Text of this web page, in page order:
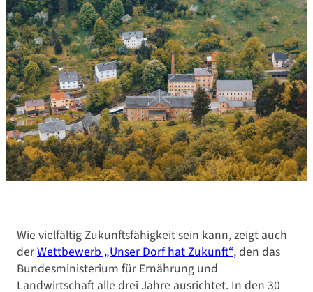
Wie vielfältig Zukunftsfähigkeit sein kann, zeigt auch
derWettbewerb „Unser Dorf hat Zukunft“, den das
Bundesministerium für Ernährung und
Landwirtschaft alle drei Jahre ausrichtet. In den 30